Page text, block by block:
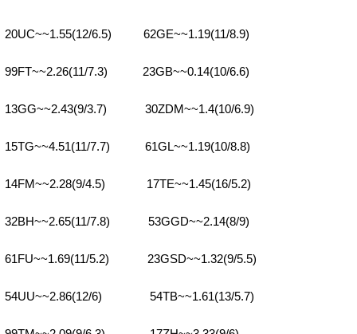
20UC~~1.55(12/6.5) 62GE~~1.19(11/8.9)
99FT~~2.26(11/7.3) 23GB~~0.14(10/6.6)
13GG~~2.43(9/3.7) 30ZDM~~1.4(10/6.9)
15TG~~4.51(11/7.7) 61GL~~1.19(10/8.8)
14FM~~2.28(9/4.5) 17TE~~1.45(16/5.2)
32BH~~2.65(11/7.8) 53GGD~~2.14(8/9)
61FU~~1.69(11/5.2) 23GSD~~1.32(9/5.5)
54UU~~2.86(12/6) 54TB~~1.61(13/5.7)